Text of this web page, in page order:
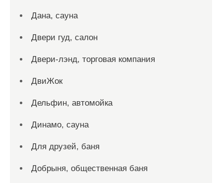
Дана, сауна
Двери гуд, салон
Двери-лэнд, торговая компания
ДвиЖок
Дельфин, автомойка
Динамо, сауна
Для друзей, баня
Добрыня, общественная баня